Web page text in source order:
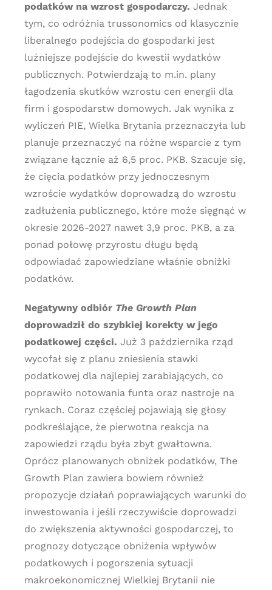
podatków na wzrost gospodarczy. Jednak
tym, co odróżnia trussonomics od klasycznie
liberalnego podejścia do gospodarki jest
luźniejsze podejście do kwestii wydatków
publicznych. Potwierdzają to m.in. plany
łagodzenia skutków wzrostu cen energii dla
firm i gospodarstw domowych. Jak wynika z
wyliczeń PIE, Wielka Brytania przeznaczyła lub
planuje przeznaczyć na różne wsparcie z tym
związane łącznie aż 6,5 proc. PKB. Szacuje się,
że cięcia podatków przy jednoczesnym
wzroście wydatków doprowadzą do wzrostu
zadłużenia publicznego, które może sięgnąć w
okresie 2026-2027 nawet 3,9 proc. PKB, a za
ponad połowę przyrostu długu będą
odpowiadać zapowiedziane właśnie obniżki
podatków.
Negatywny odbiór The Growth Plan
doprowadził do szybkiej korekty w jego
podatkowej części. Już 3 października rząd
wycofał się z planu zniesienia stawki
podatkowej dla najlepiej zarabiających, co
poprawiło notowania funta oraz nastroje na
rynkach. Coraz częściej pojawiają się głosy
podkreślające, że pierwotna reakcja na
zapowiedzi rządu była zbyt gwałtowna.
Oprócz planowanych obniżek podatków, The
Growth Plan zawiera bowiem również
propozycje działań poprawiających warunki do
inwestowania i jeśli rzeczywiście doprowadzi
do zwiększenia aktywności gospodarczej, to
prognozy dotyczące obniżenia wpływów
podatkowych i pogorszenia sytuacji
makroekonomicznej Wielkiej Brytanii nie